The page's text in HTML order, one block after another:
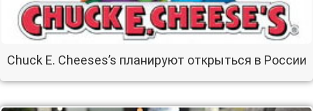
Chuck E. Cheeses’s планируют открыться в России